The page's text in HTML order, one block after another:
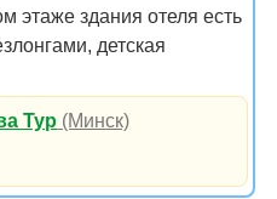
этаже здания отеля есть
детская
Тур (Минск)